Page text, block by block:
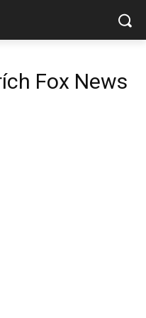
Fox News